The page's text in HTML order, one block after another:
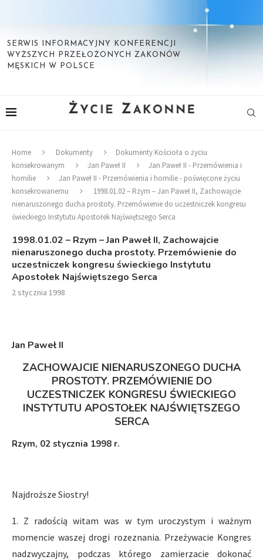
SERWIS INFORMACYJNY KONFERENCJI
WYŻSZYCH PRZEŁOŻONYCH ZAKONÓW
MĘSKICH W POLSCE
Home Dokumenty
Dokumenty Kościoła o życiu
konsekrowanym
Jan Paweł II
Jan Paweł II - Przemówienia i
homilie
Jan Paweł II - Przemówienia i homilie - poświęcone życiu
konsekrowanemu
1998.01.02 – Rzym – Jan Paweł II, Zachowajcie
nienaruszonego ducha prostoty. Przemówienie do uczestniczek kongresu
świeckiego Instytutu Apostołek Najświętszego Serca
1998.01.02 – Rzym – Jan Paweł II, Zachowajcie
nienaruszonego ducha prostoty. Przemówienie do
uczestniczek kongresu świeckiego Instytutu
Apostołek Najświętszego Serca
2 stycznia 1998
Jan Paweł II
ZACHOWAJCIE NIENARUSZONEGO DUCHA
PROSTOTY. PRZEMÓWIENIE DO
UCZESTNICZEK KONGRESU ŚWIECKIEGO
INSTYTUTU APOSTOŁEK NAJŚWIĘTSZEGO
SERCA
Rzym, 02 stycznia 1998 r.
Najdroższe Siostry!
1. Z radością witam was w tym uroczystym i ważnym
momencie waszej drogi rozeznania. Przeżywacie Kongres
nadzwyczajny, podczas którego zamierzacie dokonać